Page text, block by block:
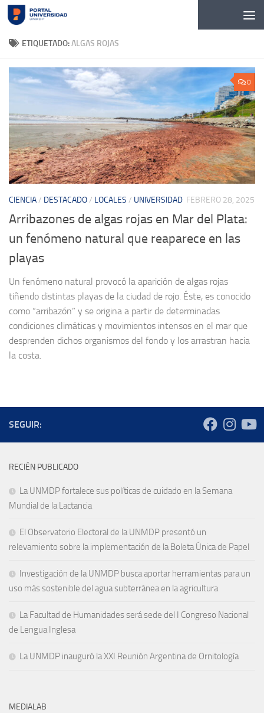
Skip to content
ETIQUETADO:ALGAS ROJAS
0
CIENCIA/ DESTACADO/ LOCALES / UNIVERSIDAD FEBRERO 28, 2025
Arribazones de algas rojas en Mar del Plata:
un fenómeno natural que reaparece en las
playas
Un fenómeno natural provocó la aparición de algas rojas
tiñendo distintas playas de la ciudad de rojo. Éste, es conocido
como “arribazón” y se origina a partir de determinadas
condiciones climáticas y movimientos intensos en el mar que
desprenden dichos organismos del fondo y los arrastran hacia
la costa.
SEGUIR:
RECIÉN PUBLICADO
La UNMDP fortalece sus políticas de cuidado en la Semana
Mundial de la Lactancia
El Observatorio Electoral de la UNMDP presentó un
relevamiento sobre la implementación de la Boleta Única de Papel
Investigación de la UNMDP busca aportar herramientas para un
uso más sostenible del agua subterránea en la agricultura
La Facultad de Humanidades será sede del I Congreso Nacional
de Lengua Inglesa
La UNMDP inauguró la XXI Reunión Argentina de Ornitología
MEDIALAB